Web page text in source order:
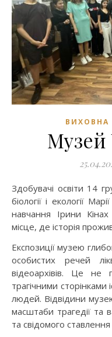
ВИХОВНА
Музей
Здобувачі освіти 14 групи під керівництвом викладача
біології і екології
навчання Ірини
місце, де історія
Експозиції музею
особистих речей
відеоархівів. Це не
трагічними сторінками
людей. Відвідини
масштаби трагедії та
та свідомого